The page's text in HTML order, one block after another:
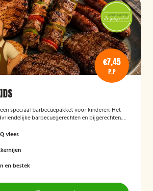
€7,45
P.P
speciaal barbecuepakket voor kinderen. Het
barbecuegerechten en bijgerechten,
een feest, familiedag of andere gelegenheid.
vlees
en bestek